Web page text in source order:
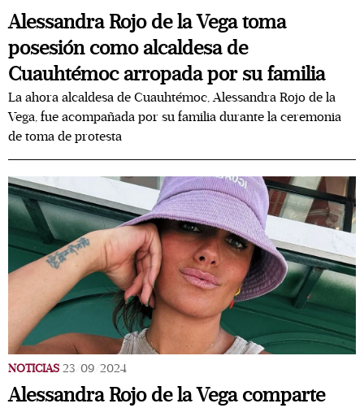
Alessandra Rojo de la Vega toma
posesión como alcaldesa de
Cuauhtémoc arropada por su familia
La ahora alcaldesa de Cuauhtémoc, Alessandra Rojo de la
Vega, fue acompañada por su familia durante la ceremonia
de toma de protesta
NOTICIAS 23/09/2024
Alessandra Rojo de la Vega comparte